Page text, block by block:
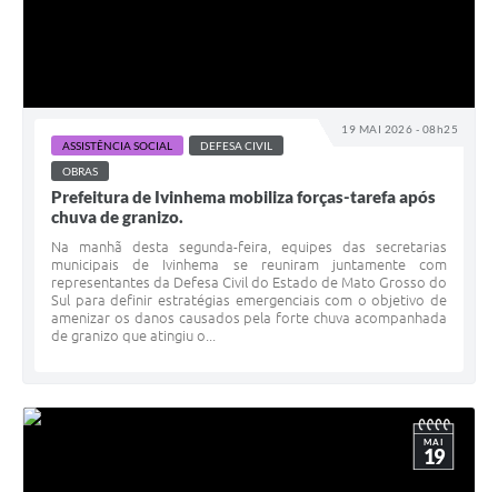
19 MAI 2026 - 08h25
ASSISTÊNCIA SOCIAL
DEFESA CIVIL
OBRAS
Prefeitura de Ivinhema mobiliza forças-tarefa após
chuva de granizo.
Na manhã desta segunda-feira, equipes das secretarias
municipais de Ivinhema se reuniram juntamente com
representantes da Defesa Civil do Estado de Mato Grosso do
Sul para definir estratégias emergenciais com o objetivo de
amenizar os danos causados pela forte chuva acompanhada
de granizo que atingiu o...
MAI
19